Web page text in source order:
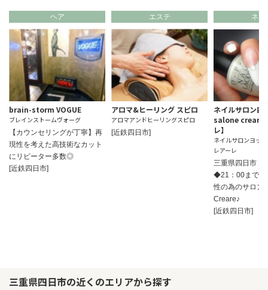
ヘア
brain-storm VOGUE
ブレインストームヴォーグ
【カウンセリングが丁寧】再
現性を考えた高技術なカット
にリピーター多数◎
[近鉄四日市]
エステ
アロマ&ヒーリング スピロ
アロマアンドヒーリングスピロ
[近鉄四日市]
ネイ
ネイルサロン
salone creare
レ】
ネイルサロンヨッ
レアーレ
三重県四日市 ネ
◆21：00まで
性の為のサロン
Creare♪
[近鉄四日市]
三重県四日市の近くのエリアから探す